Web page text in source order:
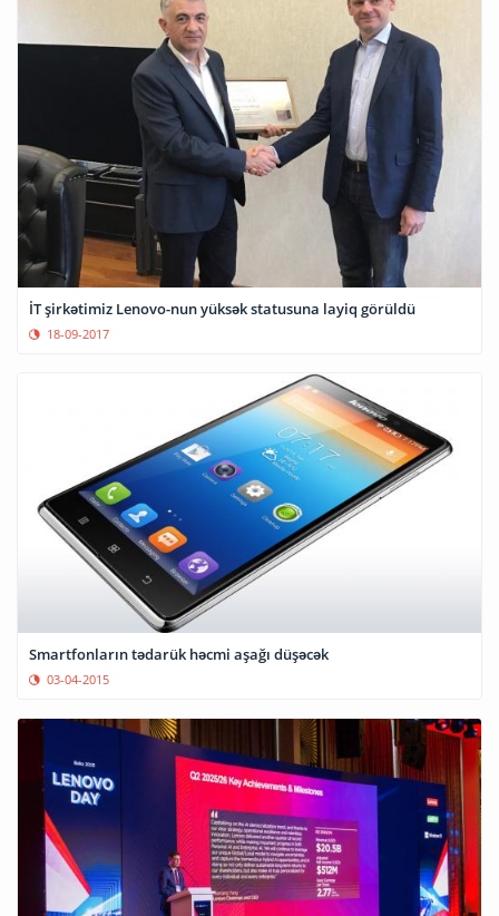
İT şirkətimiz Lenovo-nun yüksək statusuna layiq görüldü
18-09-2017
Smartfonların tədarük həcmi aşağı düşəcək
03-04-2015